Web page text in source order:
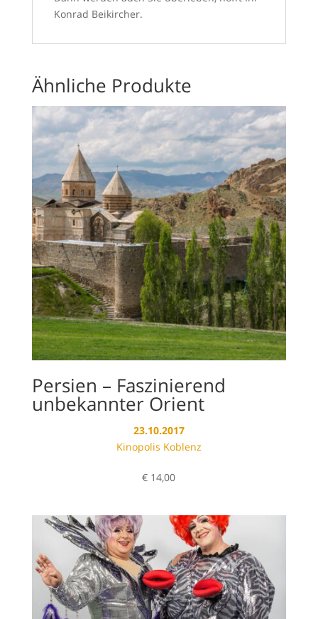
Konrad Beikircher.
Ähnliche Produkte
Persien – Faszinierend
unbekannter Orient
23.10.2017
Kinopolis Koblenz
€ 14,00